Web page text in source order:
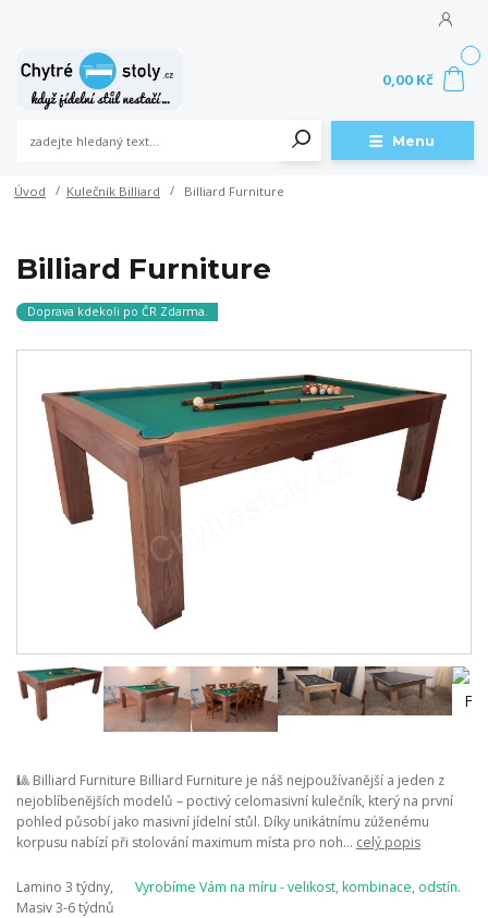
Menu
0,00 Kč
Úvod Kulečník Billiard Billiard Furniture
Billiard Furniture
Doprava kdekoli po ČR Zdarma.
🎱 Billiard Furniture Billiard Furniture je náš nejpoužívanější a jeden z
nejoblíbenějších modelů – poctivý celomasivní kulečník, který na první
pohled působí jako masivní jídelní stůl. Díky unikátnímu zúženému
korpusu nabízí při stolování maximum místa pro noh... celý popis
Lamino 3 týdny,
Masiv 3-6 týdnů
Vyrobíme Vám na míru - velikost, kombinace, odstín.